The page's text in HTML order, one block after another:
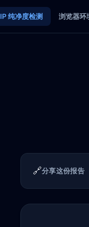
IP 纯净度检测 浏览器环
🔗分享这份报告